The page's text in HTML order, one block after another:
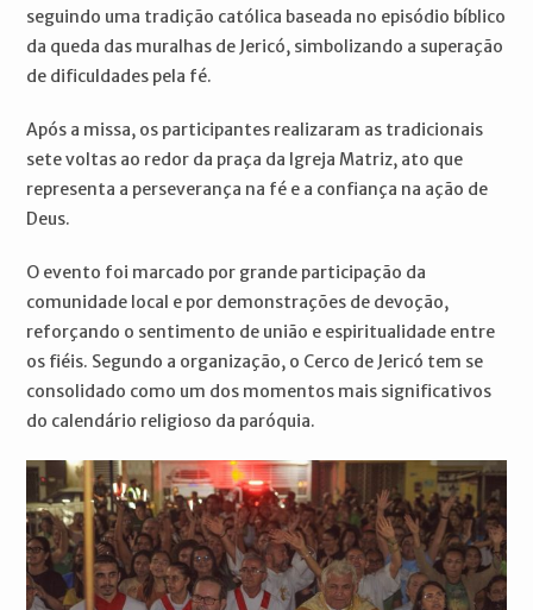
seguindo uma tradição católica baseada no episódio bíblico
da queda das muralhas de Jericó, simbolizando a superação
de dificuldades pela fé.
Após a missa, os participantes realizaram as tradicionais
sete voltas ao redor da praça da Igreja Matriz, ato que
representa a perseverança na fé e a confiança na ação de
Deus.
O evento foi marcado por grande participação da
comunidade local e por demonstrações de devoção,
reforçando o sentimento de união e espiritualidade entre
os fiéis. Segundo a organização, o Cerco de Jericó tem se
consolidado como um dos momentos mais significativos
do calendário religioso da paróquia.